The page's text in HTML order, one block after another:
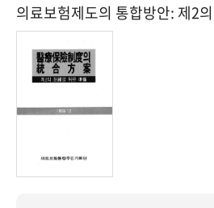
의료보험제도의 통합방안: 제2